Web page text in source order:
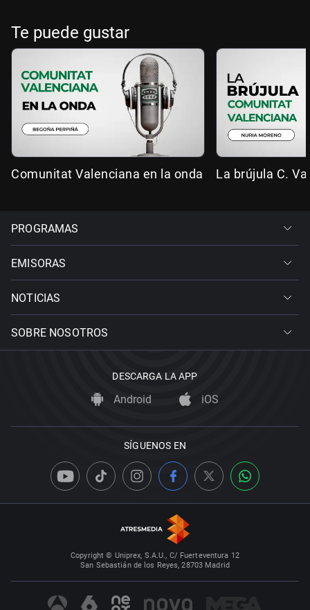
Te puede gustar
Comunitat Valenciana en la onda La brújula C.
PROGRAMAS
EMISORAS
NOTICIAS
SOBRE NOSOTROS
DESCARGA LA APP
Android iOS
SÍGUENOS EN
Copyright © Uniprex, S.A.U., C/ Fuerteventura 12
San Sebastián de los Reyes, 28703 Madrid